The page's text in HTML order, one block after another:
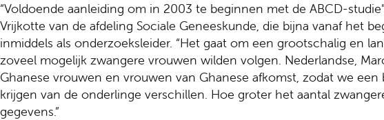
“Voldoende aanleiding om in 2003 te beginnen met de ABCD-
Vrijkotte van de afdeling Sociale Geneeskunde, die bijna vanaf het
inmiddels als onderzoeksleider. “Het gaat om een grootschalig en
zoveel mogelijk zwangere vrouwen wilden volgen. Nederlandse,
Ghanese vrouwen en vrouwen van Ghanese afkomst, zodat we
krijgen van de onderlinge verschillen. Hoe groter het aantal
gegevens.”